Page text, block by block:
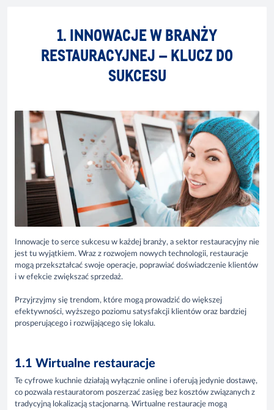
1. INNOWACJE W BRANŻY
RESTAURACYJNEJ – KLUCZ DO
SUKCESU
Innowacje to serce sukcesu w każdej branży, a sektor restauracyjny nie
jest tu wyjątkiem. Wraz z rozwojem nowych technologii, restauracje
mogą przekształcać swoje operacje, poprawiać doświadczenie klientów
i w efekcie zwiększać sprzedaż.
Przyjrzyjmy się trendom, które mogą prowadzić do większej
efektywności, wyższego poziomu satysfakcji klientów oraz bardziej
prosperującego i rozwijającego się lokalu.
1.1 Wirtualne restauracje
Te cyfrowe kuchnie działają wyłącznie online i oferują jedynie dostawę,
co pozwala restauratorom poszerzać zasięg bez kosztów związanych z
tradycyjną lokalizacją stacjonarną. Wirtualne restauracje mogą